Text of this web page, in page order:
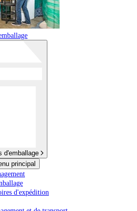
d'emballage
principal
d'expédition